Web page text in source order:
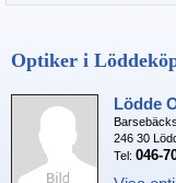
Populära linser
Kontaktlinstyper
Linsvätska
Optiker i
Lödde
246 30
Tel: 046-